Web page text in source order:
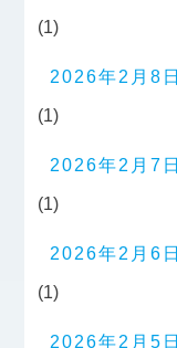
(1)
2026年2月8日
(1)
2026年2月7日
(1)
2026年2月6日
(1)
2026年2月5日